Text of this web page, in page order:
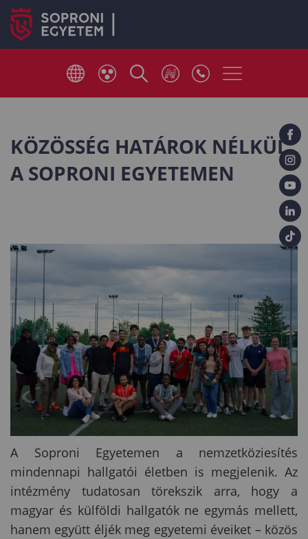
KÖZÖSSÉG HATÁROK NÉLKÜL
A SOPRONI EGYETEMEN
A Soproni Egyetemen a nemzetköziesítés
mindennapi hallgatói életben is megjelenik. Az
intézmény tudatosan törekszik arra, hogy a
magyar és külföldi hallgatók ne egymás mellett,
hanem együtt éljék meg egyetemi éveiket – közös